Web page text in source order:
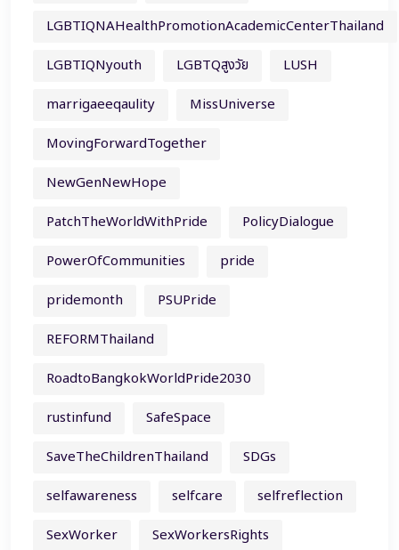
LGBTIQNAHealthPromotionAcademicCenterThailand
LGBTIQNyouth
LGBTQสูงวัย
LUSH
marrigaeeqaulity
MissUniverse
MovingForwardTogether
NewGenNewHope
PatchTheWorldWithPride
PolicyDialogue
PowerOfCommunities
pride
pridemonth
PSUPride
REFORMThailand
RoadtoBangkokWorldPride2030
rustinfund
SafeSpace
SaveTheChildrenThailand
SDGs
selfawareness
selfcare
selfreflection
SexWorker
SexWorkersRights